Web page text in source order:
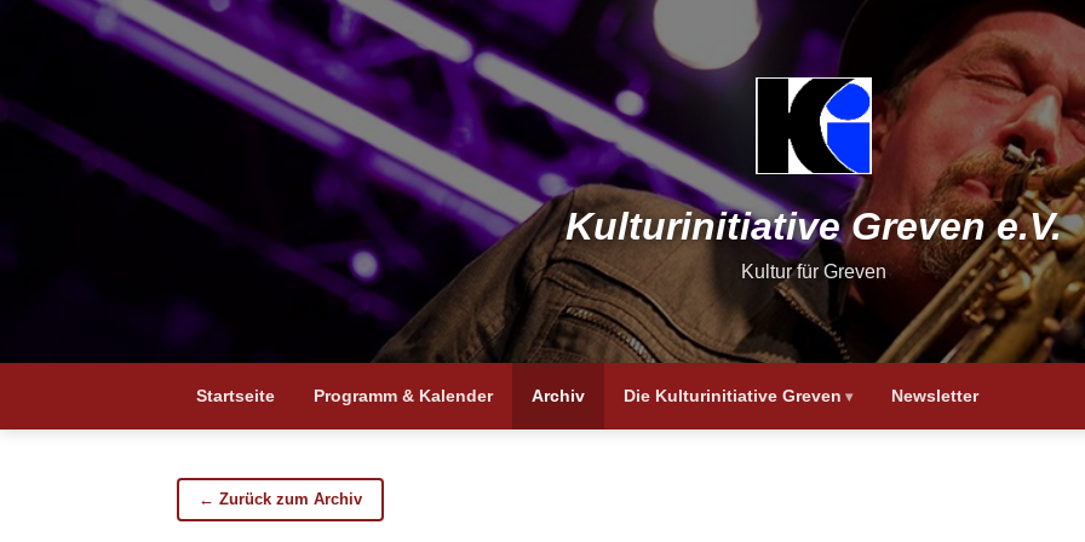
Kulturinitiative Greven e.V.
Kultur für Greven
Startseite Programm & Kalender Archiv Die Kulturinitiative Greven Newsletter
← Zurück zum Archiv